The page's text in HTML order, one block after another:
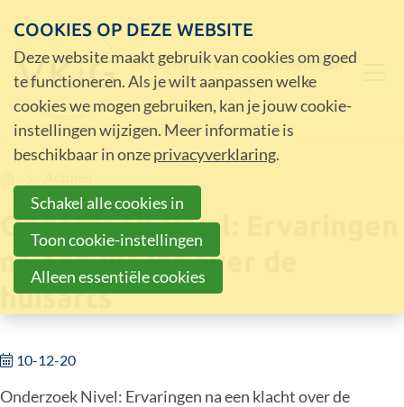
Onderzoek Nivel: Ervaringen
na een klacht over de
huisarts
10-12-20
Onderzoek Nivel: Ervaringen na een klacht over de
COOKIES OP DEZE WEBSITE
Deze website maakt gebruik van cookies om goed
te functioneren. Als je wilt aanpassen welke
cookies we mogen gebruiken, kan je jouw cookie-
instellingen wijzigen. Meer informatie is
beschikbaar in onzeprivacyverklaring.
Schakel alle cookies in
Toon cookie-instellingen
Alleen essentiële cookies